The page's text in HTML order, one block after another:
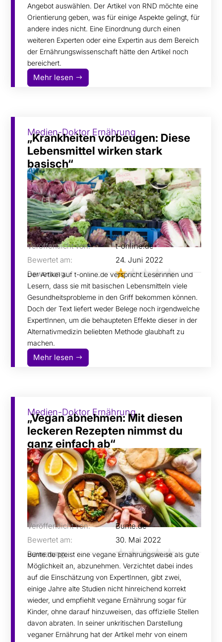
Angebot auswählen. Der Artikel von RND möchte eine
Orientierung geben, was für einige Aspekte gelingt, für
andere indes nicht. Eine Einordnung durch einen
weiteren Experten oder eine Expertin aus dem Bereich
der Ernährungswissenschaft hätte den Artikel noch
bereichert.
Mehr lesen
Medien-Doktor Ernährung
„Krankheiten vorbeugen: Diese
Lebensmittel wirken stark
basisch“
Veröffentlicht von:
t-online.de
Bewertet am:
24. Juni 2022
Bewertung:
Der Artikel auf t-online.de verspricht Leserinnen und
Lesern, dass sie mit basischen Lebensmitteln viele
Gesundheitsprobleme in den Griff bekommen können.
Doch der Text liefert weder Belege noch irgendwelche
ExpertInnen, um die behaupteten Effekte dieser in der
Alternativmedizin beliebten Methode glaubhaft zu
machen.
Mehr lesen
Medien-Doktor Ernährung
„Vegan abnehmen: Mit diesen
leckeren Rezepten nimmst du
ganz einfach ab“
Veröffentlicht von:
Bunte.de
Bewertet am:
30. Mai 2022
Bewertung:
Bunte.de preist eine vegane Ernährungsweise als gute
Möglichkeit an, abzunehmen. Verzichtet dabei indes
auf die Einschätzung von ExpertInnen, gibt zwei,
einige Jahre alte Studien nicht hinreichend korrekt
wieder, und empfiehlt vegane Ernährung sogar für
Kinder, ohne darauf hinzuweisen, das offizielle Stellen
davon abraten. In seiner unkritischen Darstellung
veganer Ernährung hat der Artikel mehr von einem